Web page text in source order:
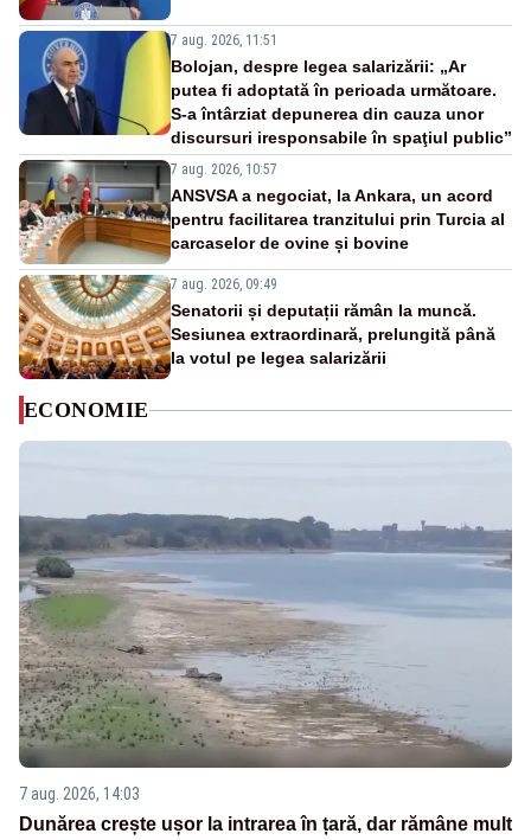
7 aug. 2026, 11:51
Bolojan, despre legea salarizării: „Ar
putea fi adoptată în perioada următoare.
S-a întârziat depunerea din cauza unor
discursuri iresponsabile în spaţiul public”
7 aug. 2026, 10:57
ANSVSA a negociat, la Ankara, un acord
pentru facilitarea tranzitului prin Turcia al
carcaselor de ovine și bovine
7 aug. 2026, 09:49
Senatorii și deputații rămân la muncă.
Sesiunea extraordinară, prelungită până
la votul pe legea salarizării
ECONOMIE
7 aug. 2026, 14:03
Dunărea crește ușor la intrarea în țară, dar rămâne mult